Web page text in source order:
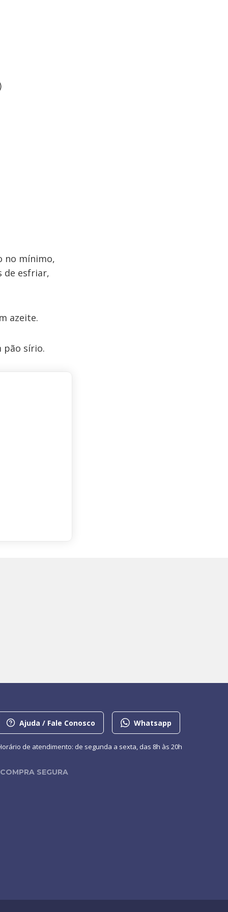
no mínimo,
de esfriar,
azeite.
pão sírio.
Ajuda / Fale Conosco Whatsapp
de atendimento: de segunda a sexta, das 8h às 20h
COMPRA SEGURA